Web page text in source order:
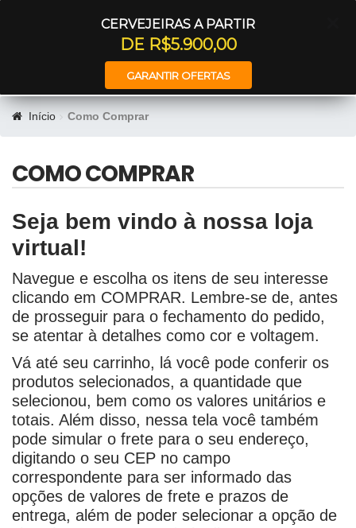
CERVEJEIRAS A PARTIR
DE R$5.900,00
GARANTIR OFERTAS
Início Como Comprar
COMO COMPRAR
Seja bem vindo à nossa loja
virtual!
Navegue e escolha os itens de seu interesse
clicando em COMPRAR. Lembre-se de, antes
de prosseguir para o fechamento do pedido,
se atentar à detalhes como cor e voltagem.
Vá até seu carrinho, lá você pode conferir os
produtos selecionados, a quantidade que
selecionou, bem como os valores unitários e
totais. Além disso, nessa tela você também
pode simular o frete para o seu endereço,
digitando o seu CEP no campo
correspondente para ser informado das
opções de valores de frete e prazos de
entrega, além de poder selecionar a opção de